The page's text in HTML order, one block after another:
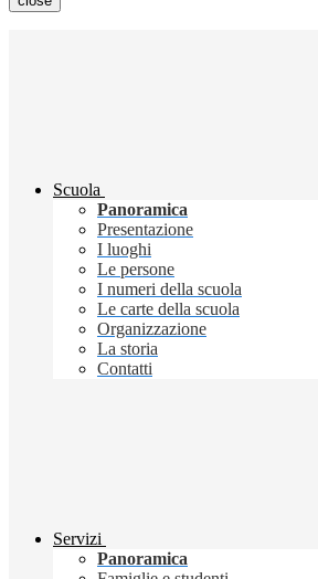
Scuola
Panoramica
Presentazione
I luoghi
Le persone
I numeri della scuola
Le carte della scuola
Organizzazione
La storia
Contatti
Servizi
Panoramica